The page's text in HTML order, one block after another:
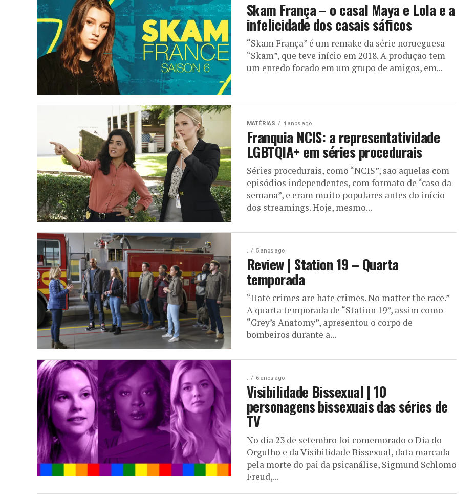
Skam França – o casal Maya e Lola e a
infelicidade dos casais sáficos
“Skam França” é um remake da série norueguesa
“Skam”, que teve início em 2018. A produção tem
um enredo focado em um grupo de amigos, em...
MATÉRIAS 4 anos ago
Franquia NCIS: a representatividade
LGBTQIA+ em séries procedurais
Séries procedurais, como “NCIS”, são aquelas com
episódios independentes, com formato de “caso da
semana”, e eram muito populares antes do início
dos streamings. Hoje, mesmo...
. 5 anos ago
Review | Station 19 – Quarta
temporada
“Hate crimes are hate crimes. No matter the race.”
A quarta temporada de “Station 19”, assim como
“Grey’s Anatomy”, apresentou o corpo de
bombeiros durante a...
. 6 anos ago
Visibilidade Bissexual | 10
personagens bissexuais das séries de
TV
No dia 23 de setembro foi comemorado o Dia do
Orgulho e da Visibilidade Bissexual, data marcada
pela morte do pai da psicanálise, Sigmund Schlomo
Freud,...